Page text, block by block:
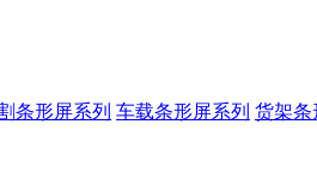
条形屏系列 车载条形屏系列 货架条